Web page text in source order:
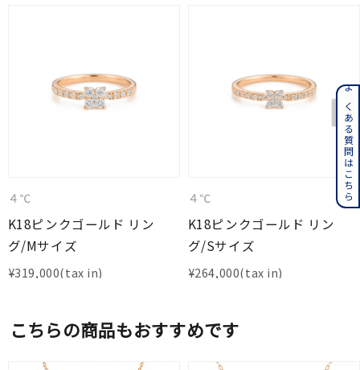
４℃
K18ピンクゴールド リン
グ/Mサイズ
¥319,000
４℃
K18ピンクゴールド リン
グ/Sサイズ
¥264,000
こちらの商品もおすすめです
よくある質問はこちら